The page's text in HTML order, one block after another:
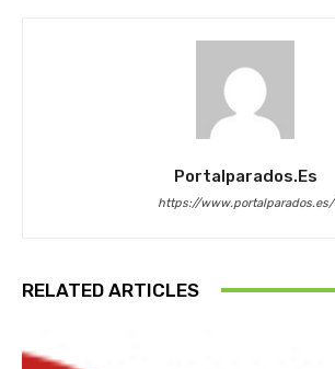
Portalparados.es
https://www.portalparados.es/
RELATED ARTICLES